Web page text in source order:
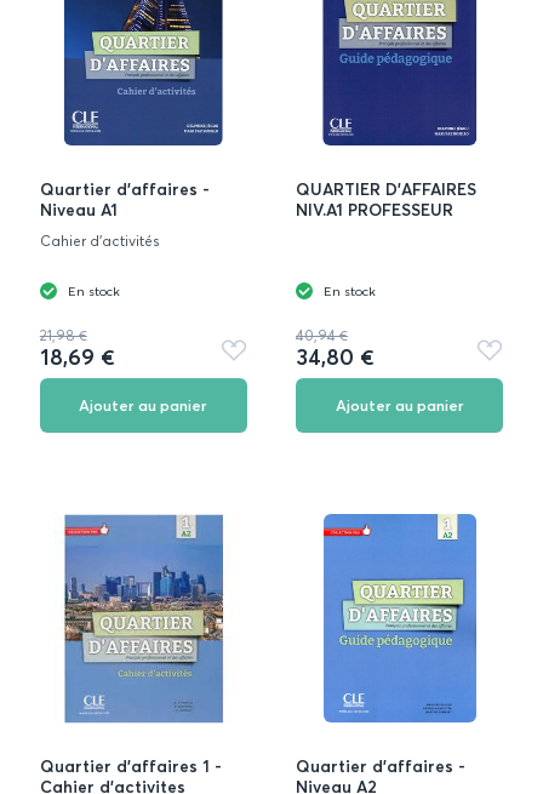
Quartier d'affaires -
Niveau A1
Cahier d'activités
En stock
21,98 €
18,69 €
Ajouter
aux
Ajouter au panier
QUARTIER D'AFFAIRES
NIV.A1 PROFESSEUR
En stock
40,94 €
34,80 €
Ajouter
aux
Ajouter au panier
Quartier d'affaires 1 -
Cahier d'activites
Quartier d'affaires -
Niveau A2